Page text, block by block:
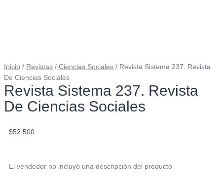
Inicio / Revistas / Ciencias Sociales / Revista Sistema 237. Revista
De Ciencias Sociales
Revista Sistema 237. Revista
De Ciencias Sociales
$52.500
El vendedor no incluyó una descripción del producto